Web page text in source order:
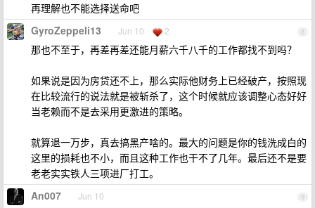
再理解也不能选择送命吧
8
GyroZeppeli13 Jun 10 2
那也不至于，再差再差还能月薪六千八千的工作都找不到吗？
如果说是因为房贷还不上，那么实际他财务上已经破产，按照现
在比较流行的说法就是被斩杀了，这个时候就应该调整心态好好
当老赖而不是去采用更激进的策略。
就算退一万步，真去搞黑产啥的。最大的问题是你的钱洗成白的
这里的损耗也不小，而且这种工作也干不了几年。最后还不是要
老老实实铁人三项进厂打工。
9
An007 Jun 10